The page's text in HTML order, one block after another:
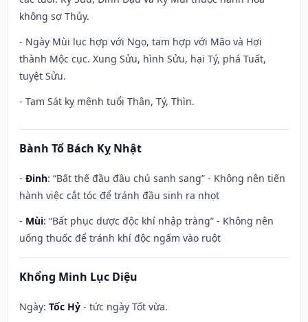
không sợ Thủy.
- Ngày Mùi lục hợp với Ngọ, tam hợp với Mão và Hợi
thành Mộc cục. Xung Sửu, hình Sửu, hại Tý, phá Tuất,
tuyệt Sửu.
- Tam Sát kỵ mệnh tuổi Thân, Tý, Thìn.
Bành Tổ Bách Kỵ Nhật
- Đinh: “Bất thế đầu đầu chủ sanh sang” - Không nên tiến
hành việc cắt tóc để tránh đầu sinh ra nhọt
- Mùi: “Bất phục dược độc khí nhập tràng” - Không nên
uống thuốc để tránh khí độc ngấm vào ruột
Khổng Minh Lục Diệu
Ngày: Tốc Hỷ - tức ngày Tốt vừa.